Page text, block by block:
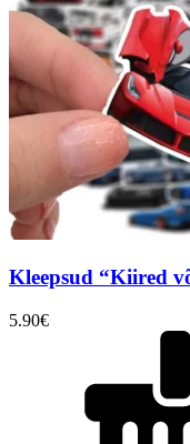
Kleepsud “Kiired
5.90€